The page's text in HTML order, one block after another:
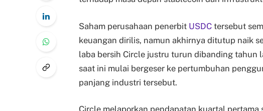
Saham perusahaan penerbit USDC tersebut
keuangan dirilis, namun akhirnya ditutup naik
laba bersih Circle justru turun dibanding tahun
saat ini mulai bergeser ke pertumbuhan
panjang industri tersebut.